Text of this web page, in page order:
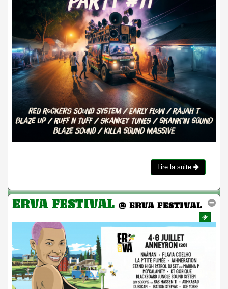
Lire la suite
ERVA FESTIVAL @ ERVA FESTIVAL